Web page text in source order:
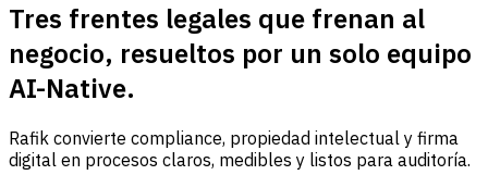
Tres frentes legales que frenan al
negocio, resueltos por un solo equipo
AI-Native.
Rafik convierte compliance, propiedad intelectual y firma
digital en procesos claros, medibles y listos para auditoría.